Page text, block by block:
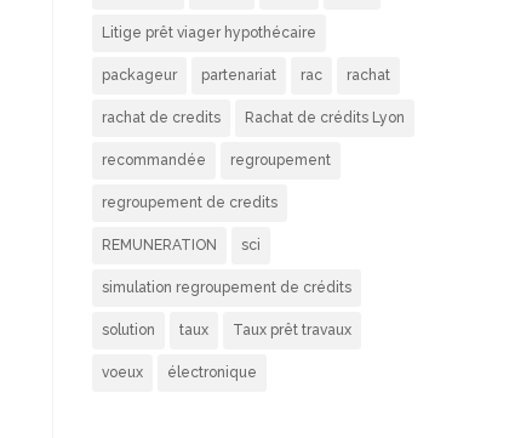
Litige prêt viager hypothécaire
packageur partenariat rac rachat
rachat de credits Rachat de crédits Lyon
recommandée regroupement
regroupement de credits
REMUNERATION sci
simulation regroupement de crédits
solution taux Taux prêt travaux
voeux électronique